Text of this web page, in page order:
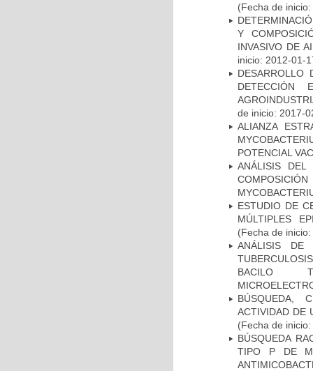
(Fecha de
Y
INVASIVO DE
inicio: 2012-01-
DESARROLLO
DETECCIÓN
de inicio: 2017-
ALIANZA
POTENCIAL
ANÁLISIS DEL
ESTUDIO DE
MÚLTIPLES
(Fecha de
ANÁLISIS DE
BACILO
BÚSQUEDA,
ACTIVIDAD DE
(Fecha de
BÚSQUEDA
TIPO P DE